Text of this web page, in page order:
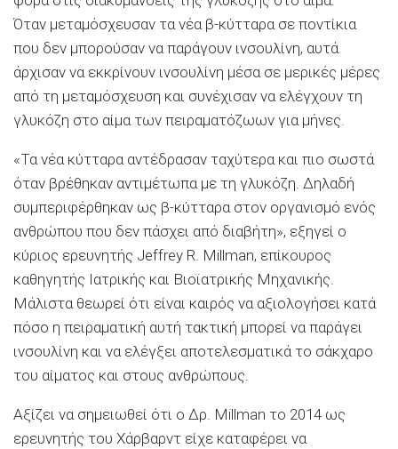
Όταν μεταμόσχευσαν τα νέα β-κύτταρα σε ποντίκια
που δεν μπορούσαν να παράγουν ινσουλίνη, αυτά
άρχισαν να εκκρίνουν ινσουλίνη μέσα σε μερικές μέρες
από τη μεταμόσχευση και συνέχισαν να ελέγχουν τη
γλυκόζη στο αίμα των πειραματόζωων για μήνες.
«Τα νέα κύτταρα αντέδρασαν ταχύτερα και πιο σωστά
όταν βρέθηκαν αντιμέτωπα με τη γλυκόζη. Δηλαδή
συμπεριφέρθηκαν ως β-κύτταρα στον οργανισμό ενός
ανθρώπου που δεν πάσχει από διαβήτη», εξηγεί ο
κύριος ερευνητής Jeffrey R. Millman, επίκουρος
καθηγητής Ιατρικής και Βιοϊατρικής Μηχανικής.
Μάλιστα θεωρεί ότι είναι καιρός να αξιολογήσει κατά
πόσο η πειραματική αυτή τακτική μπορεί να παράγει
ινσουλίνη και να ελέγξει αποτελεσματικά το σάκχαρο
του αίματος και στους ανθρώπους.
Αξίζει να σημειωθεί ότι ο Δρ. Millman το 2014 ως
ερευνητής του Χάρβαρντ είχε καταφέρει να